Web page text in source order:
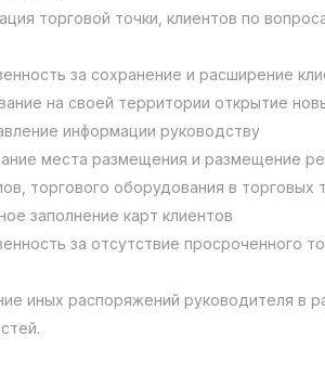
торговой точки, клиентов по
за сохранение и расширение
на своей территории открытие
информации руководству
места размещения и размещение
торгового оборудования в торговых
заполнение карт клиентов
за отсутствие просроченного
иных распоряжений руководителя в